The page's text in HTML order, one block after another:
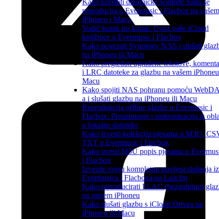
Kako koristiti dinamičke widgete Sada se
reproducira u Evermusic i Flacbox na vašem
iPhoneu i Macu
Vodič korak po korak: Uvoz vaše iCloud
knjižnice u Evermusic i Flacbox
Kako povezati Synology NAS i slušati
na iPhoneu ili Macu
Kako pregledati ugrađene tekstove,
i LRC datoteke za glazbu na vašem
Macu
Kako spojiti NAS pohranu pomoću
a i slušati glazbu na iPhoneu ili Macu
Reprodukcija offline glazbe u Evermusic i
Flacbox: Preuzimanje i sinkronizacija iz
u lokalne datoteke
Kako izvesti kolekciju pjesama u M3U,
TXT u Evermusic i Flacbox
Kako uvesti M3U popis pjesama u
i Flacbox
Izvezite svoju kompletnu povijest slušanja iz
Evermusica i Flacboxa na Last.fm
Kako reproducirati FLAC (bezgubitnu)
na mojem iPhoneu
Kako slušati glazbu s iCloud Drivea na
iPhoneu ili Macu